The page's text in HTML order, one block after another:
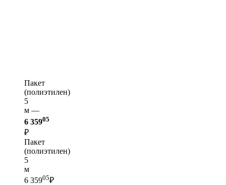
Пакет
(полиэтилен)
5
м —
6 35905
₽
Пакет
(полиэтилен)
5
м
6 35905₽